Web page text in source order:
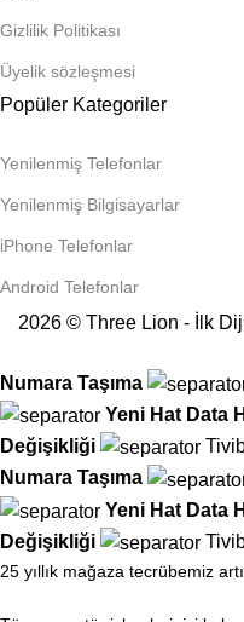
Gizlilik Politikası
Üyelik sözleşmesi
Popüler Kategoriler
Yenilenmiş Telefonlar
Yenilenmiş Bilgisayarlar
iPhone Telefonlar
Android Telefonlar
2026 © Three Lion - İlk
Numara Taşıma
Yeni Hat Data
Değişikliği
Numara Taşıma
Yeni Hat Data
Değişikliği
25 yıllık mağaza tecrübemiz